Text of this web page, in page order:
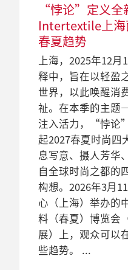
“悖论”定义全
Intertextile上海
春夏趋势
上海，2025年12月
释中，旨在以轻盈
世界，以此唤醒消
祉。在本季的主题
注入活力，“悖论
起2027春夏时尚四
息写意、摄人芳华
自全球时尚之都的
构想。2026年3月
心（上海）举办的
料（春夏）博览会
展）上，观众可以
些趋势。